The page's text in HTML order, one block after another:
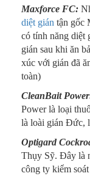
Maxforce FC:
diệt gián tận gốc
có tính năng diệt
gián sau khi ăn
xúc với gián đã
toàn)
CleanBait
Power là loại
là loài gián Đức,
Optigard
Thụy Sỹ. Đây là
công ty kiểm